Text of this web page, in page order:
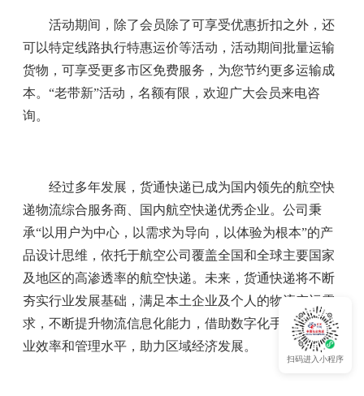
扫码进入小程序
活动期间，除了会员除了可享受优惠折扣之外，还
可以特定线路执行特惠运价等活动，活动期间批量运输
货物，可享受更多市区免费服务，为您节约更多运输成
本。“老带新”活动，名额有限，欢迎广大会员来电咨
询。
经过多年发展，货通快递已成为国内领先的航空快
递物流综合服务商、国内航空快递优秀企业。公司秉
承“以用户为中心，以需求为导向，以体验为根本”的产
品设计思维，依托于航空公司覆盖全国和全球主要国家
及地区的高渗透率的航空快递。未来，货通快递将不断
夯实行业发展基础，满足本土企业及个人的物流空运需
求，不断提升物流信息化能力，借助数字化手段提升作
业效率和管理水平，助力区域经济发展。